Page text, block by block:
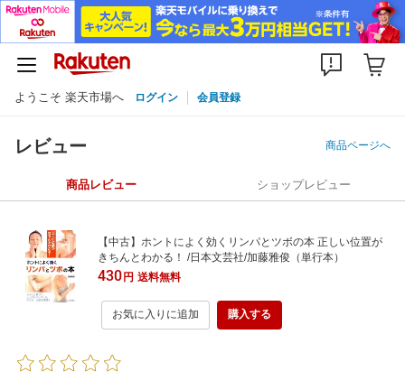
ようこそ 楽天市場へ ログイン 会員登録
レビュー 商品ページへ
商品レビュー ショップレビュー
【中古】ホントによく効くリンパとツボの本 正しい位置が
きちんとわかる！ /日本文芸社/加藤雅俊（単行本）
430円 送料無料
お気に入りに追加 購入する